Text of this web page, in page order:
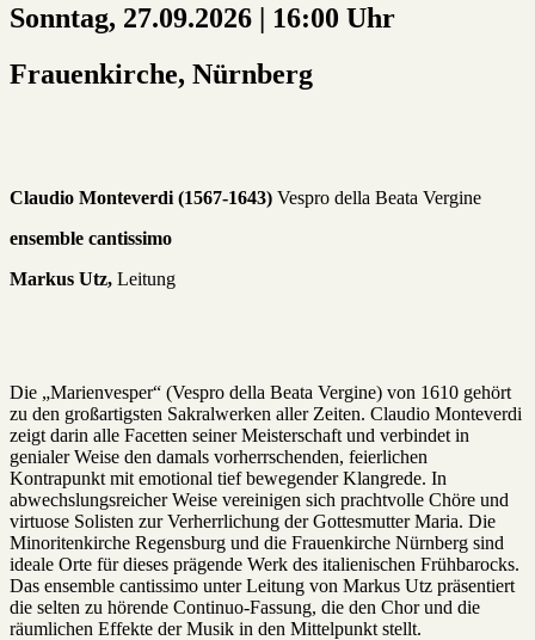
Sonntag, 27.09.2026 | 16:00 Uhr
Frauenkirche, Nürnberg
Claudio Monteverdi (1567-1643) Vespro della Beata Vergine
ensemble cantissimo
Markus Utz, Leitung
Die „Marienvesper“ (Vespro della Beata Vergine) von 1610 gehört
zu den großartigsten Sakralwerken aller Zeiten. Claudio Monteverdi
zeigt darin alle Facetten seiner Meisterschaft und verbindet in
genialer Weise den damals vorherrschenden, feierlichen
Kontrapunkt mit emotional tief bewegender Klangrede. In
abwechslungsreicher Weise vereinigen sich prachtvolle Chöre und
virtuose Solisten zur Verherrlichung der Gottesmutter Maria. Die
Minoritenkirche Regensburg und die Frauenkirche Nürnberg sind
ideale Orte für dieses prägende Werk des italienischen Frühbarocks.
Das ensemble cantissimo unter Leitung von Markus Utz präsentiert
die selten zu hörende Continuo-Fassung, die den Chor und die
räumlichen Effekte der Musik in den Mittelpunkt stellt.